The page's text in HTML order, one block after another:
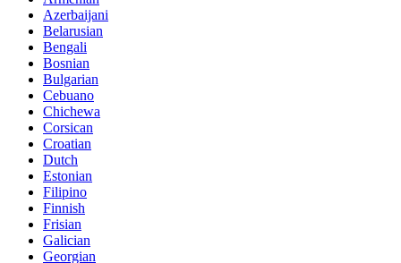
Azerbaijani
Belarusian
Bengali
Bosnian
Bulgarian
Cebuano
Chichewa
Corsican
Croatian
Dutch
Estonian
Filipino
Finnish
Frisian
Galician
Georgian